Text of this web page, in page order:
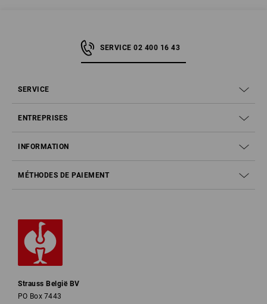
SERVICE 02 400 16 43
SERVICE
ENTREPRISES
INFORMATION
MÉTHODES DE PAIEMENT
Strauss België BV
PO Box 7443